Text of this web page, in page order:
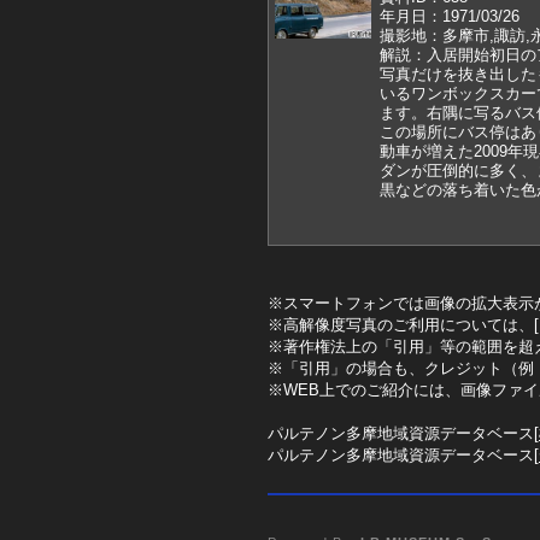
年月日：1971/03/26
撮影地：多摩市,諏訪,
解説：入居開始初日
写真だけを抜き出し
いるワンボックスカ
ます。右隅に写るバ
この場所にバス停は
動車が増えた2009年
ダンが圧倒的に多く
黒などの落ち着いた
※スマートフォンでは画像の拡大表示
※高解像度写真のご利用については、
※著作権法上の「引用」等の範囲を超
※「引用」の場合も、クレジット（例
※WEB上でのご紹介には、画像ファ
パルテノン多摩地域資源データベース[
パルテノン多摩地域資源データベース[